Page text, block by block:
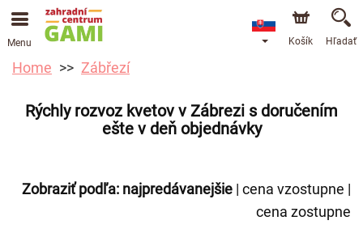
Menu Košík Hľadať
Home Zábřezí
Rýchly rozvoz kvetov v Zábrezi s doručením
ešte v deň objednávky
Zobraziť podľa: najpredávanejšie | cena vzostupne |
cena zostupne